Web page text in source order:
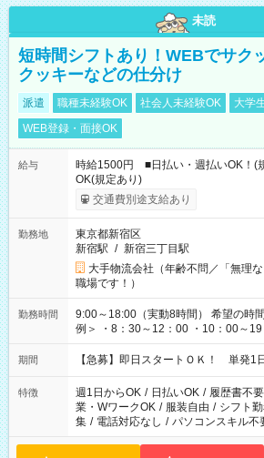
未読
短時間シフトあり！WEBでサク
クッキーなどの仕分け
派遣 職種未経験OK 社会人未経験OK 大学
WEB登録・面接OK
給与
時給1500円 ■日払い・週払いOK！(
OK(規定あり)
交通費別途支給あり
勤務地
東京都新宿区
新宿駅 / 新宿三丁目駅
大手物流会社（年齢不問／「無理
職場です！）
勤務時間
9:00～18:00（実動8時間） 希望の時間帯を選べます！ ＜シフト
例＞ ・8：30～12：00 ・10：00～
・13：00～22：00 ・22：00～翌6：
期間 【急募】即日スタートＯＫ！ 単発1
特徴 週1日からOK / 日払いOK / 履歴書不要
業・WワークOK / 服装自由 / シフト
集 / 電話対応なし / パソコンスキル不